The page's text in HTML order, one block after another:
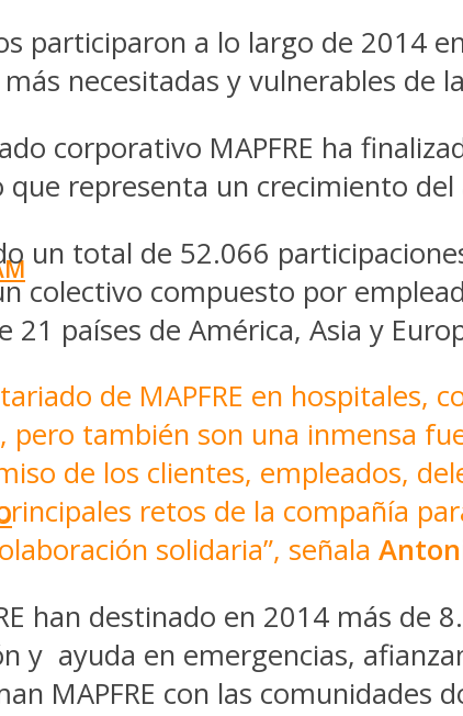
participaron a lo largo de 2014
necesitadas y vulnerables de
corporativo MAPFRE ha
que representa un crecimiento
un total de 52.066
colectivo compuesto por
21 países de América, Asia y
de MAPFRE en hospitales,
pero también son una inmensa
de los clientes, empleados,
retos de la compañía
solidaria”, señala
han destinado en 2014 más de
y ayuda en emergencias,
MAPFRE con las comunidades